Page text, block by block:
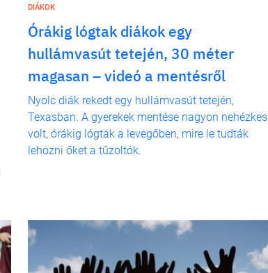
DIÁKOK
Órákig lógtak diákok egy
hullámvasút tetején, 30 méter
magasan – videó a mentésről
Nyolc diák rekedt egy hullámvasút tetején,
Texasban. A gyerekek mentése nagyon nehézkes
volt, órákig lógtak a levegőben, mire le tudták
lehozni őket a tűzoltók.